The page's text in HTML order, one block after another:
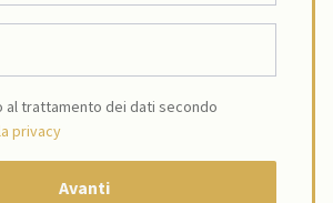
al trattamento dei dati secondo
privacy